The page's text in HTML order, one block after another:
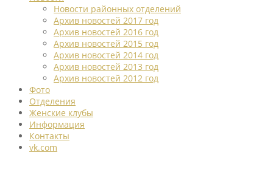
Новости районных отделений
Архив новостей 2017 год
Архив новостей 2016 год
Архив новостей 2015 год
Архив новостей 2014 год
Архив новостей 2013 год
Архив новостей 2012 год
Фото
Отделения
Женские клубы
Информация
Контакты
vk.com